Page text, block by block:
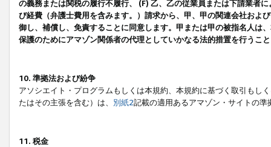
の義務または関税の履行不履行、 (F) 乙、乙の従業員または下請業者
び経費（弁護士費用を含みます。）請求から、甲、甲の関連会社およ
御し、補償し、免責することに同意します。甲または甲の被指名人は
保護のためにアマゾン関係者の代理としていかなる法的措置を行うこ
10. 準拠法および紛争
アソシエイト・プログラムもしくは本規約、本規約に基づく取引もし
たはその主張を含む）は、 別紙2記載の適用あるアマゾン・サイトの
11. 税金